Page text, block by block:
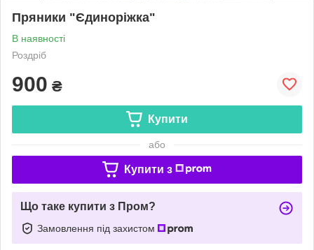
Пряники "Єдиноріжка"
В наявності
Роздріб
900 ₴
Купити
або
Купити з
Що таке купити з Пром?
Замовлення під захистом